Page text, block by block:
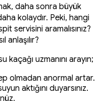
daha sonra büyük
kolaydır. Peki, hangi
servisini aramalısınız?
anlaşılır?
kaçağı uzmanını arayın;
olmadan anormal artar.
aktığını duyarsınız.